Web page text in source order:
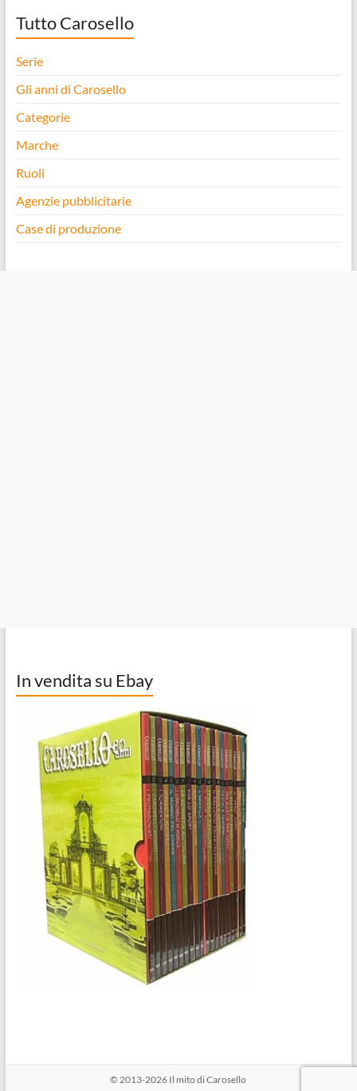
Tutto Carosello
Serie
Gli anni di Carosello
Categorie
Marche
Ruoli
Agenzie pubblicitarie
Case di produzione
In vendita su Ebay
© 2013-2026 Il mito di Carosello